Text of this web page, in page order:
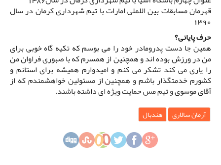
قهرمان مسابقات بین اللملی امارات با تیم شهرداری کرمان در سال
1390
حرف پایانی؟
همین جا دست پدرومادر خود را می بوسم که تکیه گاه خوبی برای
من در ورزش بوده اند و همچنین از همسرم که با صبوری فراوان من
را یاری می کند تشکر می کنم و امیدوارم همیشه برای استانم و
کشورم خدمتگذار باشم و همچنین از مسئولین خواهشمندم که از
آقای موسوی و تیم مس حمایت ویژه ای داشته باشند.
آرمان سالاری هندبال